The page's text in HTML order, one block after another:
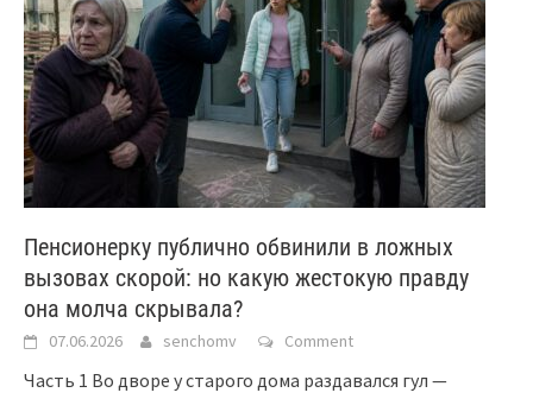
Пенсионерку публично обвинили в ложных
вызовах скорой: но какую жестокую правду
она молча скрывала?
07.06.2026 senchomv Comment
Часть 1 Во дворе у старого дома раздавался гул —